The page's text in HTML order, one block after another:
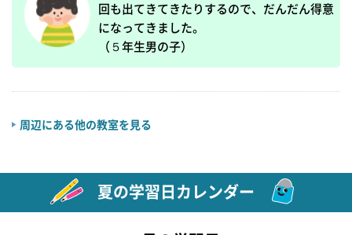
回も出てきてきたりするので、だんだん得意
になってきました。
（５年生男の子）
周辺にある他の教室を見る
夏の学習日カレンダー